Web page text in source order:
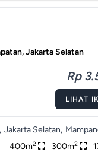
Jakarta Selatan
Rp
LIHAT
Jakarta Selatan,
400m2 300m2